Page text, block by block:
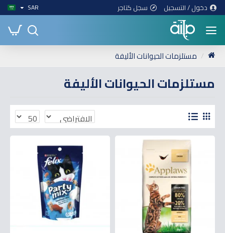
دخول / التسجيل سجل كتاجر SAR
مستلزمات الحيوانات الأليفة
مستلزمات الحيوانات الأليفة